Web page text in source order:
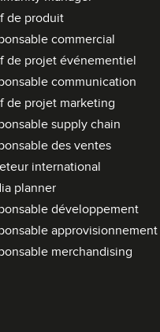
de produit
commercial
de projet événementiel
communication
de projet marketing
supply chain
des ventes
international
planner
développement
approvisionnement
merchandising